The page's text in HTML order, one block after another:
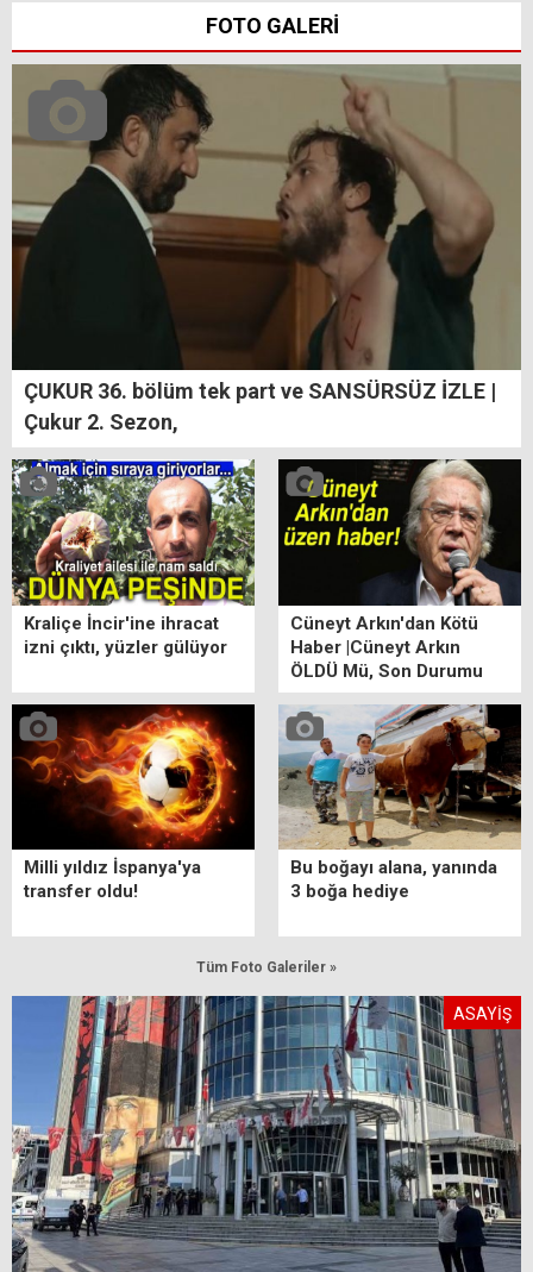
FOTO GALERİ
ÇUKUR 36. bölüm tek part ve SANSÜRSÜZ İZLE |
Çukur 2. Sezon,
Kraliçe İncir'ine ihracat
izni çıktı, yüzler gülüyor
Cüneyt Arkın'dan Kötü
Haber |Cüneyt Arkın
ÖLDÜ Mü, Son Durumu
ne? Cüneyt Arkın Kimdir?
Milli yıldız İspanya'ya
transfer oldu!
Bu boğayı alana, yanında
3 boğa hediye
Tüm Foto Galeriler »
ASAYİŞ